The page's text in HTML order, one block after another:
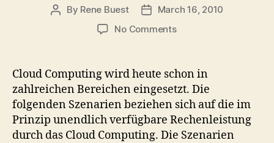
Post
By Rene Buest
PostMarch 16, 2010
No Commentson
des
Cloud
Computing
Cloud Computing wird heute schon in
zahlreichen Bereichen eingesetzt. Die
folgenden Szenarien beziehen sich auf die im
Prinzip unendlich verfügbare Rechenleistung
durch das Cloud Computing. Die Szenarien